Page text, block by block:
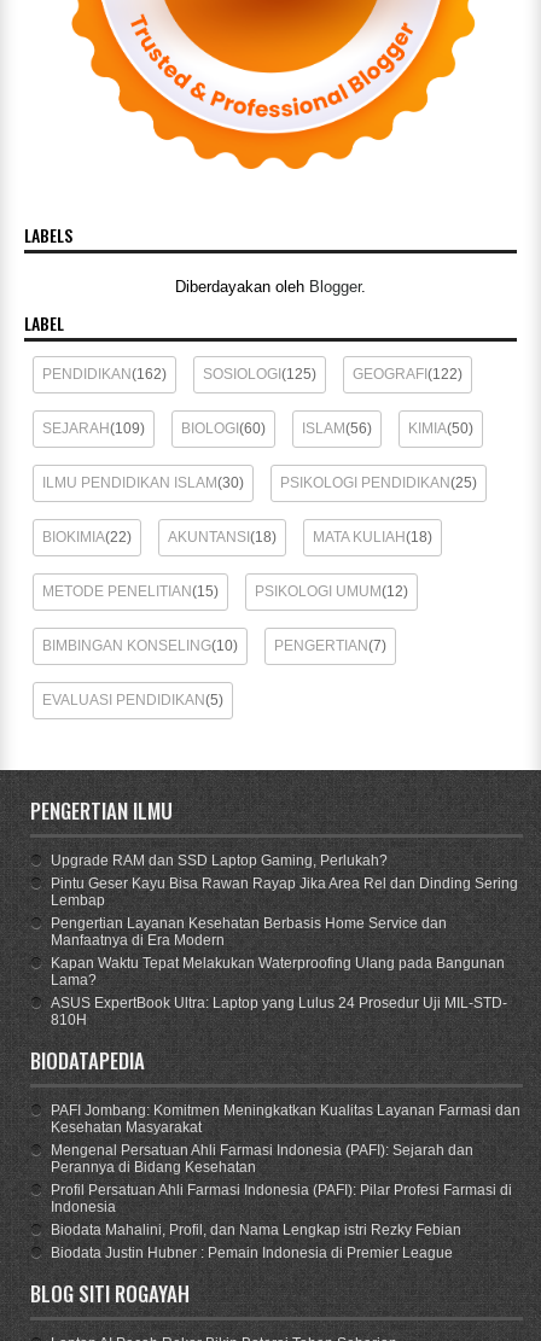
LABELS
Diberdayakan oleh Blogger.
LABEL
PENDIDIKAN(162) SOSIOLOGI (125) GEOGRAFI (122)
SEJARAH(109) BIOLOGI (60) ISLAM(56) KIMIA(50)
ILMU PENDIDIKAN ISLAM(30) PSIKOLOGI PENDIDIKAN(25)
BIOKIMIA(22) AKUNTANSI (18) MATA KULIAH(18)
METODE PENELITIAN(15) PSIKOLOGI UMUM(12)
BIMBINGAN KONSELING(10) PENGERTIAN(7)
EVALUASI PENDIDIKAN(5)
PENGERTIAN ILMU
Upgrade RAM dan SSD Laptop Gaming, Perlukah?
Pintu Geser Kayu Bisa Rawan Rayap Jika Area Rel dan Dinding Sering
Lembap
Pengertian Layanan Kesehatan Berbasis Home Service dan
Manfaatnya di Era Modern
Kapan Waktu Tepat Melakukan Waterproofing Ulang pada Bangunan
Lama?
ASUS ExpertBook Ultra: Laptop yang Lulus 24 Prosedur Uji MIL-STD-
810H
BIODATAPEDIA
PAFI Jombang: Komitmen Meningkatkan Kualitas Layanan Farmasi dan
Kesehatan Masyarakat
Mengenal Persatuan Ahli Farmasi Indonesia (PAFI): Sejarah dan
Perannya di Bidang Kesehatan
Profil Persatuan Ahli Farmasi Indonesia (PAFI): Pilar Profesi Farmasi di
Indonesia
Biodata Mahalini, Profil, dan Nama Lengkap istri Rezky Febian
Biodata Justin Hubner : Pemain Indonesia di Premier League
BLOG SITI ROGAYAH